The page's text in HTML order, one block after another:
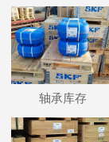
轴承库存